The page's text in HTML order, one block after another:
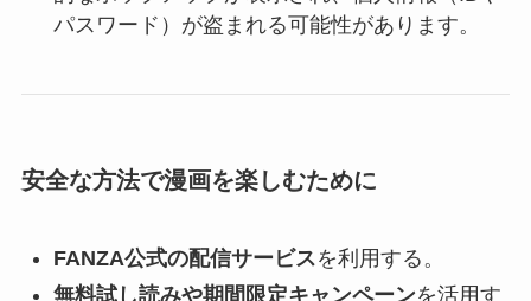
パスワード）が盗まれる可能性があります。
安全な方法で漫画を楽しむために
FANZA公式の配信サービスを利用する。
無料試し読みや期間限定キャンペーンを活用す